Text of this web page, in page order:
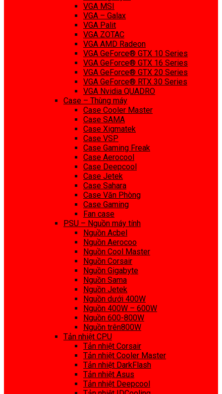
VGA MSI
VGA – Galax
VGA Palit
VGA ZOTAC
VGA AMD Radeon
VGA GeForce® GTX 10 Series
VGA GeForce® GTX 16 Series
VGA GeForce® GTX 20 Series
VGA GeForce® RTX 30 Series
VGA Nvidia QUADRO
Case – Thùng máy
Case Cooler Master
Case SAMA
Case Xigmatek
Case VSP
Case Gaming Freak
Case Aerocool
Case Deepcool
Case Jetek
Case Sahara
Case Văn Phòng
Case Gaming
Fan case
PSU – Nguồn máy tính
Nguồn Acbel
Nguồn Aerocoo
Nguồn Cool Master
Nguồn Corsair
Nguồn Gigabyte
Nguồn Sama
Nguồn Jetek
Nguồn dưới 400W
Nguồn 400W – 600W
Nguồn 600-800W
Nguồn trên800W
Tản nhiệt CPU
Tản nhiệt Corsair
Tản nhiệt Cooler Master
Tản nhiệt DarkFlash
Tản nhiệt Asus
Tản nhiệt Deepcool